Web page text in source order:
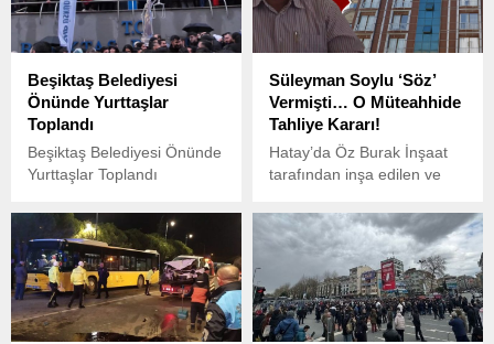
ediyor.
Kuvvetleri’nden (TSK) ihraç
edilmişti.
Beşiktaş Belediyesi
Önünde Yurttaşlar
Toplandı
Beşiktaş Belediyesi Önünde
Yurttaşlar Toplandı
Süleyman Soylu ‘Söz’
Vermişti… O Müteahhide
Tahliye Kararı!
Hatay’da Öz Burak İnşaat
tarafından inşa edilen ve
Şubat depremlerinde yıkılan
apartmanlar arasında yer
alan Alya Uçar
Apartmanı’nda 14 kişi
hayatını kaybetmişti.